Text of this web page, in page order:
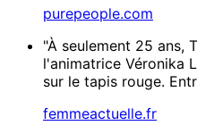
purepeople.com
"À seulement 25 ans,
l'animatrice Véronika
sur le tapis rouge.
femmeactuelle.fr